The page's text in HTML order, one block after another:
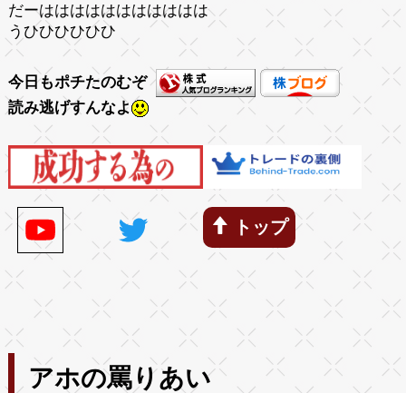
だーははははははははははは
うひひひひひひ
今日もポチたのむぞ
読み逃げすんなよ
トップ
アホの罵りあい